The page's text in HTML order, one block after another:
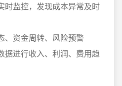
时监控，发现成本异常及时
、资金周转、风险预警
据进行收入、利润、费用趋